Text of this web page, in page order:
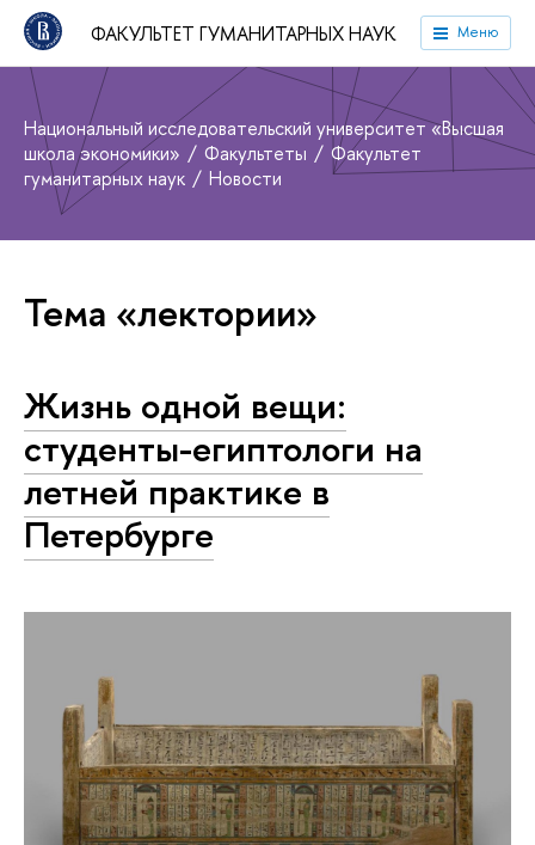
ФАКУЛЬТЕТ ГУМАНИТАРНЫХ НАУК Меню
Национальный исследовательский университет «Высшая
школа экономики»
Факультеты
Факультет
гуманитарных наук
Новости
Тема «лектории»
Жизнь одной вещи:
студенты-египтологи на
летней практике в
Петербурге